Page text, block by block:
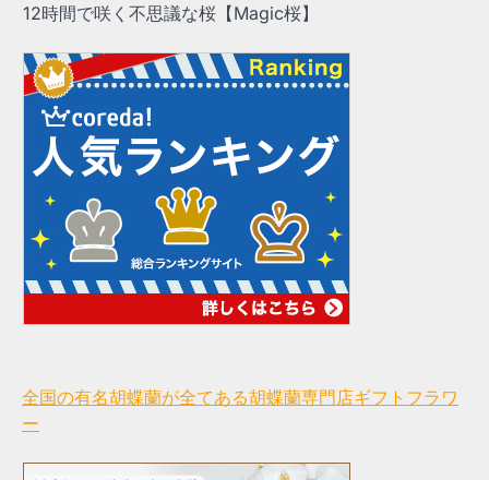
12時間で咲く不思議な桜【Magic桜】
全国の有名胡蝶蘭が全てある胡蝶蘭専門店ギフトフラワ
ー